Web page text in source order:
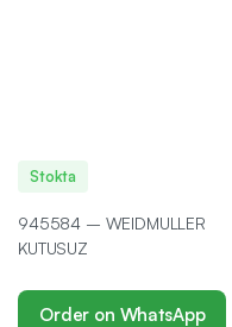
Stokta
945584 – WEIDMULLER
KUTUSUZ
Order on WhatsApp